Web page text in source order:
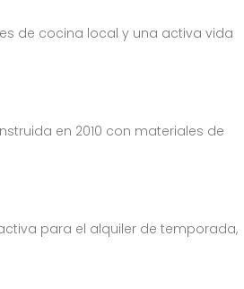
de cocina local y una activa vida
en 2010 con materiales de
para el alquiler de temporada,